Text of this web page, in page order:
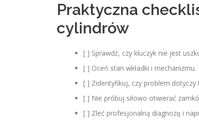
Praktyczna
cylindrów
[ ] Sprawdź, czy kluczyk nie jest
[ ] Oceń stan wkładki i mechanizmu.
[ ] Zidentyfikuj, czy problem dotyczy
[ ] Nie próbuj siłowo otwierać
[ ] Zleć profesjonalną diagnozę i